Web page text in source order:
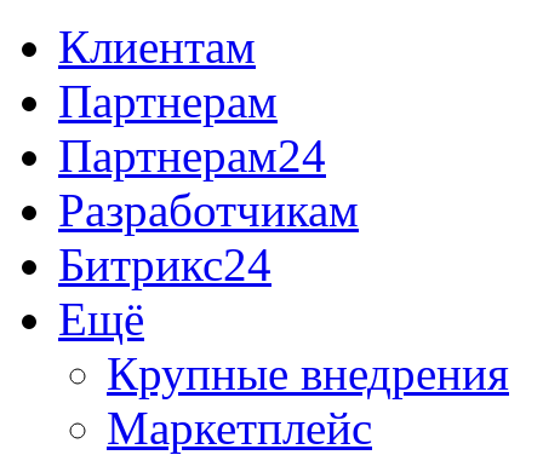
Клиентам
Партнерам
Партнерам24
Разработчикам
Битрикс24
Ещё
Крупные внедрения
Маркетплейс